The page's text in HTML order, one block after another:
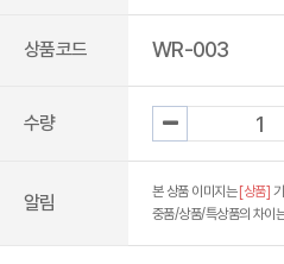
상품코드 WR-003
수량
알림 본 상품 이미지는 [상품]
중품/상품/특상품의 차이